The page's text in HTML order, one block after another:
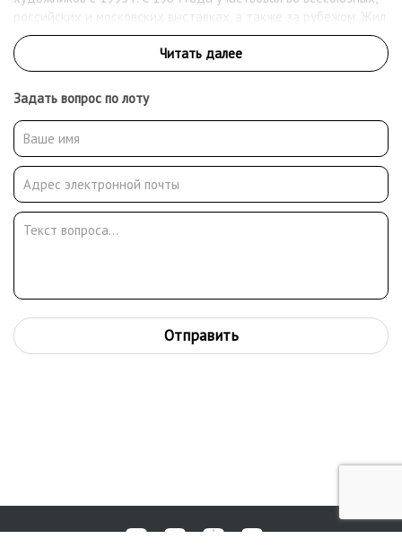
российских и московских выставках, а также за рубежом. Жил
и работал в Москве.
Работы находятся в собраниях художественных музеев
Bank, в частных коллекциях в Аргентине, Великобритании,
Германии, Израиле, США, Португалии, России, Финляндии,
Франции и Японии, в том числе в коллекциях Peugeot-
Peyron (Франция), The Earl of Gowrie (Великобритания), W.
Wittrock (Германия), Peter Мах (США), Антонова А. И., Ермакова
Д. Н., Иосифа Кобзона, Стаса Намина (Россия), Natan Zakh
(Израиль).
Задать вопрос по лоту
Отправить